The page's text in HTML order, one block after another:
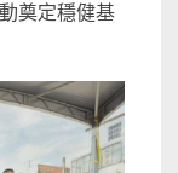
奠定穩健基